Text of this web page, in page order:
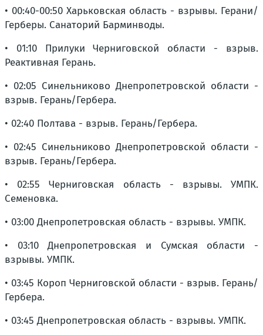
• 00:40-00:50 Харьковская область - взрывы. Герани/
Герберы. Санаторий Барминводы.
• 01:10 Прилуки Черниговской области - взрыв.
Реактивная Герань.
• 02:05 Синельниково Днепропетровской области -
взрыв. Герань/Гербера.
• 02:40 Полтава - взрыв. Герань/Гербера.
• 02:45 Синельниково Днепропетровской области -
взрыв. Герань/Гербера.
• 02:55 Черниговская область - взрывы. УМПК.
Семеновка.
• 03:00 Днепропетровская область - взрывы. УМПК.
• 03:10 Днепропетровская и Сумская области -
взрывы. УМПК.
• 03:45 Короп Черниговской области - взрыв. Герань/
Гербера.
• 03:45 Днепропетровская область - взрывы. УМПК.